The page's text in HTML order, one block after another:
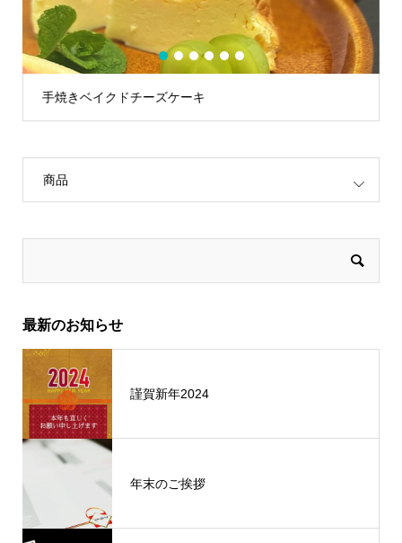
手焼きベイクドチーズケーキ
1 2 3 4 5 6
商品
最新のお知らせ
謹賀新年2024
年末のご挨拶